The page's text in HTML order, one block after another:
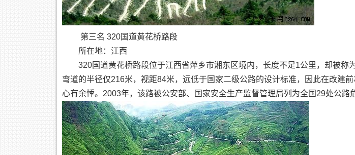
第三名 320国道黄花桥路段
所在地：江西
320国道黄花桥路段位于江西省萍乡市湘东区境内，长度不足1公里，却被称为
弯道的半径仅216米，视距84米，远低于国家二级公路的设计标准，因此在改建
心有余悸。2003年，该路被公安部、国家安全生产监督管理局列为全国29处公路